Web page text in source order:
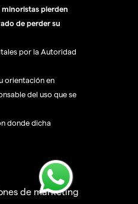
minoristas pierden
de perder su
por la Autoridad
orientación en
del uso que se
donde dicha
de marketing